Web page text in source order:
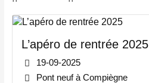
L’apéro de rentrée 2025
19-09-2025
Pont neuf à Compiègne